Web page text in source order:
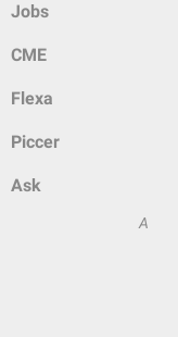
Jobs
CME
Flexa
Piccer
Ask
A